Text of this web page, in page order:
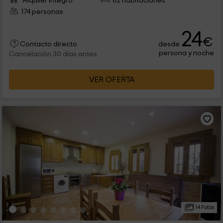
174 personas
Contacto directo
Cancelación 30 días antes
desde 24€
persona y noche
VER OFERTA
14 Fotos